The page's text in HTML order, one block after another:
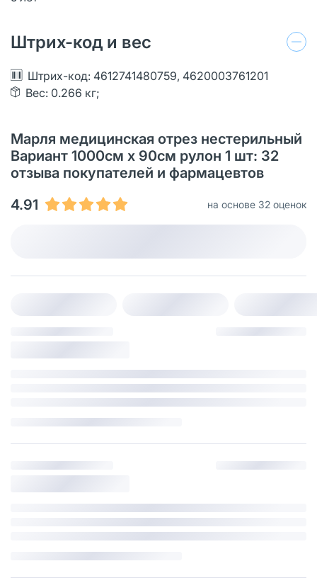
Штрих-код и вес
Штрих-код: 4612741480759, 4620003761201
Вес: 0.266 кг;
Марля медицинская отрез нестерильный
Вариант 1000см х 90см рулон 1 шт: 32
отзыва покупателей и фармацевтов
4.91
на основе 32 оценок